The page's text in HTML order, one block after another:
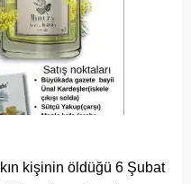
kişinin öldüğü 6 Şubat